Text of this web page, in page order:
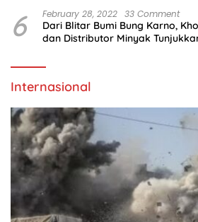
6 February 28, 2022 33 Comment
Dari Blitar Bumi Bung Karno,
dan Distributor Minyak
Internasional